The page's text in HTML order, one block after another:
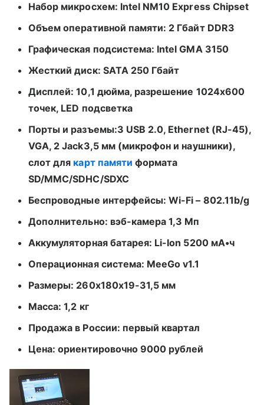
Набор микросхем: Intel NM10 Express Chipset
Объем оперативной памяти: 2 Гбайт DDR3
Графическая подсистема: Intel GMA 3150
Жесткий диск: SATA 250 Гбайт
Дисплей: 10,1 дюйма, разрешение 1024х600
точек, LED подсветка
Порты и разъемы:3 USB 2.0, Ethernet (RJ-45),
VGA, 2 Jack3,5 мм (микрофон и наушники),
слот для карт памяти формата
SD/MMC/SDHC/SDXC
Беспроводные интерфейсы: Wi-Fi – 802.11b/g
Дополнительно: вэб-камера 1,3 Мп
Аккумуляторная батарея: Li-Ion 5200 мА•ч
Операционная система: MeeGo v1.1
Размеры: 260x180x19-31,5 мм
Масса: 1,2 кг
Продажа в России: первый квартал
Цена: ориентировочно 9000 рублей